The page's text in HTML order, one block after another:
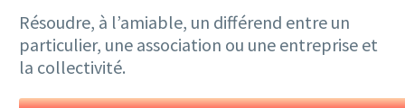
Résoudre, à l’amiable, un différend entre un
particulier, une association ou une entreprise et
la collectivité.